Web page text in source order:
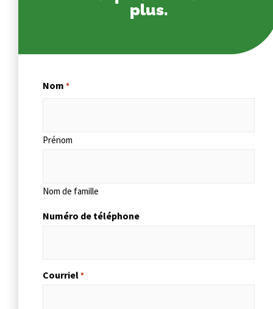
plus.
Nom *
Prénom
Nom de famille
Numéro de téléphone
Courriel*